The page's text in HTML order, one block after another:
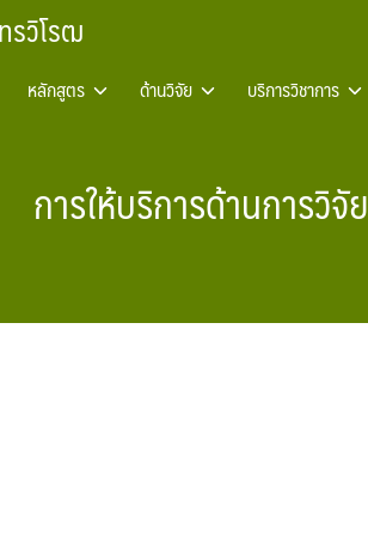
รวิโรฒ
หลักสูตร ด้านวิจัย บริการวิชาการ
การให้บริการด้านการวิจัย